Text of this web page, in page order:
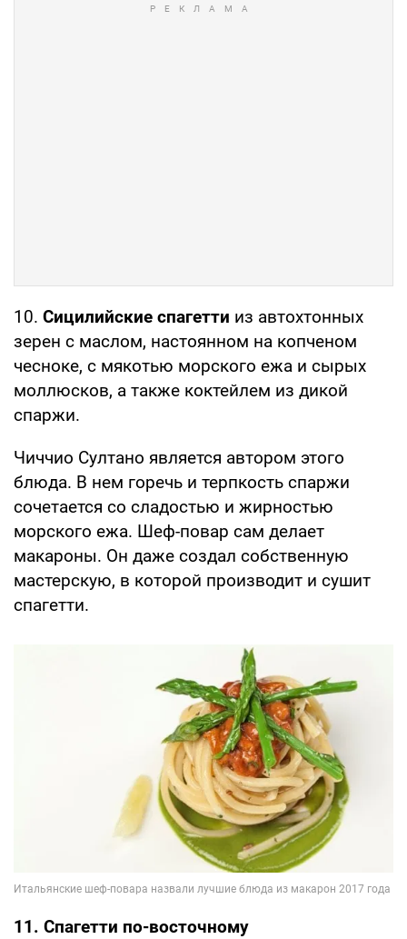
10. Сицилийские спагетти из автохтонных
зерен с маслом, настоянном на копченом
чесноке, с мякотью морского ежа и сырых
моллюсков, а также коктейлем из дикой
спаржи.
Чиччио Султано является автором этого
блюда. В нем горечь и терпкость спаржи
сочетается со сладостью и жирностью
морского ежа. Шеф-повар сам делает
макароны. Он даже создал собственную
мастерскую, в которой производит и сушит
спагетти.
11. Спагетти по-восточному